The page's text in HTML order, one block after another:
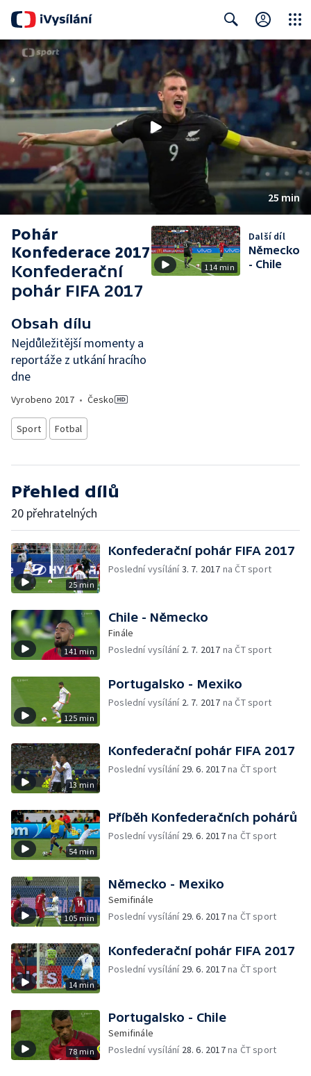
Search Close
25 min
Pohár
Konfederace 2017
Konfederační
pohár FIFA 2017
Obsah dílu
Nejdůležitější momenty a
reportáže z utkání hracího
dne
Vyrobeno 2017 • Česko
Sport Fotbal
114 min
Další díl
Německo
- Chile
Přehled dílů
20 přehratelných
25 min
Konfederační pohár FIFA 2017
Poslední vysílání3. 7. 2017 na ČT sport
141 min
Chile - Německo
Finále
Poslední vysílání 2. 7. 2017 na ČT sport
125 min
Portugalsko - Mexiko
Poslední vysílání 2. 7. 2017 na ČT sport
13 min
Konfederační pohár FIFA 2017
Poslední vysílání 29. 6. 2017na ČT sport
54 min
Příběh Konfederačních pohárů
Poslední vysílání 29. 6. 2017na ČT sport
105 min
Německo - Mexiko
Semifinále
Poslední vysílání 29. 6. 2017na ČT sport
14 min
Konfederační pohár FIFA 2017
Poslední vysílání 29. 6. 2017na ČT sport
78 min
Portugalsko - Chile
Semifinále
Poslední vysílání 28. 6. 2017na ČT sport